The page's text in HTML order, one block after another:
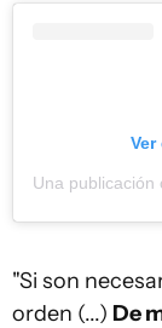
"Si son
orden (...) De